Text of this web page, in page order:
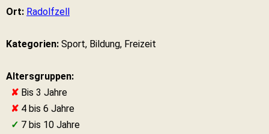
Ort: Radolfzell
Kategorien: Sport, Bildung, Freizeit
Altersgruppen:
✘ Bis 3 Jahre
✘ 4 bis 6 Jahre
✓ 7 bis 10 Jahre